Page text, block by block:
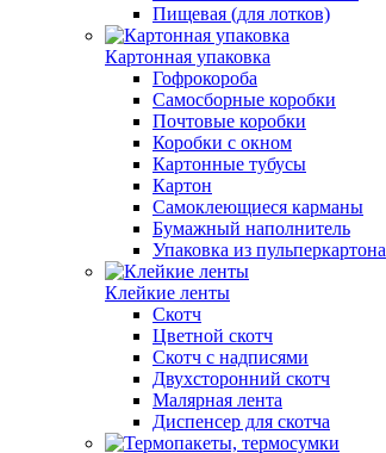
Пищевая (для лотков)
Картонная упаковка
Гофрокороба
Самосборные коробки
Почтовые коробки
Коробки с окном
Картонные тубусы
Картон
Самоклеющиеся карманы
Бумажный наполнитель
Упаковка из пульперкартона
Клейкие ленты
Скотч
Цветной скотч
Скотч с надписями
Двухсторонний скотч
Малярная лента
Диспенсер для скотча